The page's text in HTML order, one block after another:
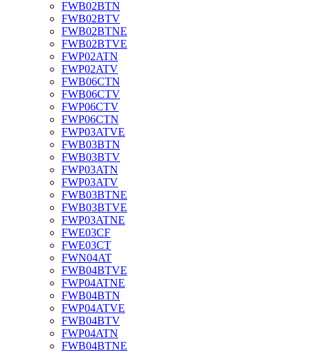
FWB02BTN
FWB02BTV
FWB02BTNE
FWB02BTVE
FWP02ATN
FWP02ATV
FWB06CTN
FWB06CTV
FWP06CTV
FWP06CTN
FWP03ATVE
FWB03BTN
FWB03BTV
FWP03ATN
FWP03ATV
FWB03BTNE
FWB03BTVE
FWP03ATNE
FWE03CF
FWE03CT
FWN04AT
FWB04BTVE
FWP04ATNE
FWB04BTN
FWP04ATVE
FWB04BTV
FWP04ATN
FWB04BTNE